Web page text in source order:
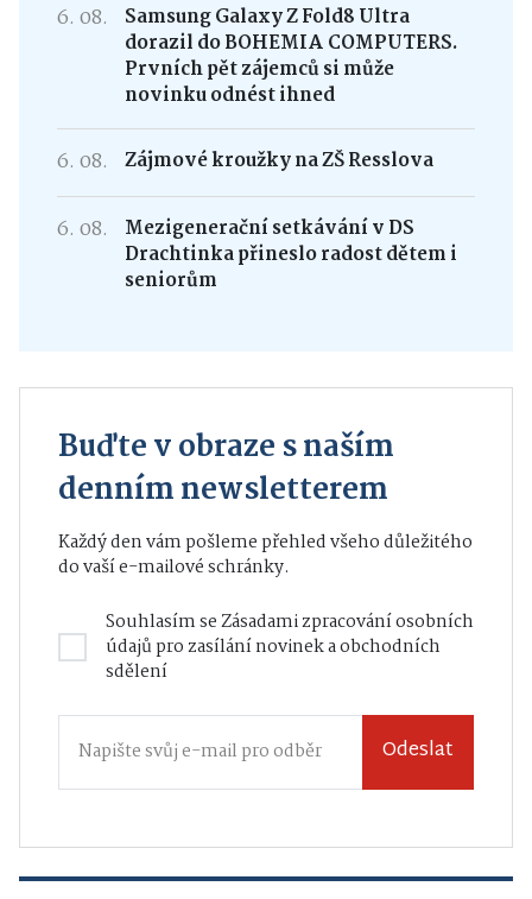
6. 08.
Samsung Galaxy Z Fold8 Ultra
dorazil do BOHEMIA COMPUTERS.
Prvních pět zájemců si může
novinku odnést ihned
6. 08. Zájmové kroužky na ZŠ Resslova
6. 08.
Mezigenerační setkávání v DS
Drachtinka přineslo radost dětem i
seniorům
Buďte v obraze s naším
denním newsletterem
Každý den vám pošleme přehled všeho důležitého
do vaší e-mailové schránky.
Souhlasím seZásadami zpracování osobních
údajůpro zasílání novinek a obchodních
sdělení
Odeslat